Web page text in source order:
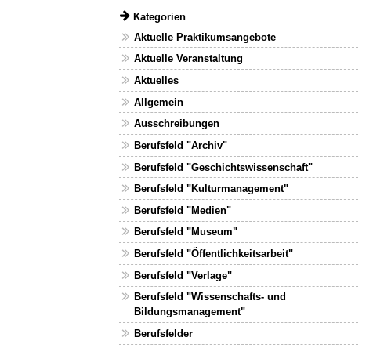
Kategorien
Aktuelle Praktikumsangebote
Aktuelle Veranstaltung
Aktuelles
Allgemein
Ausschreibungen
Berufsfeld "Archiv"
Berufsfeld "Geschichtswissenschaft"
Berufsfeld "Kulturmanagement"
Berufsfeld "Medien"
Berufsfeld "Museum"
Berufsfeld "Öffentlichkeitsarbeit"
Berufsfeld "Verlage"
Berufsfeld "Wissenschafts- und
Bildungsmanagement"
Berufsfelder